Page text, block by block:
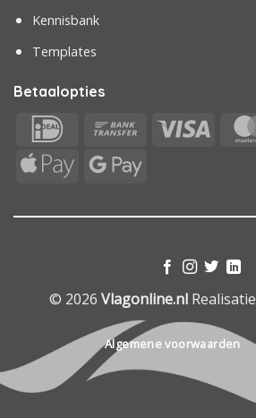
Kennisbank
Templates
Betaalopties
IDeal
Bank
Visa
Apple
Google
© 2026 Vlagonline.nlRealisatie
Algemene voorwaarden